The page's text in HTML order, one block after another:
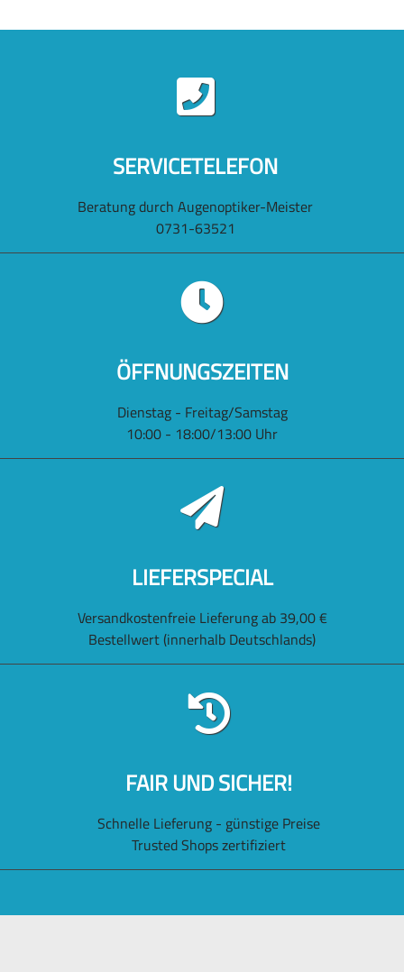
SERVICETELEFON
Beratung durch Augenoptiker-Meister
0731-63521
ÖFFNUNGSZEITEN
Dienstag - Freitag/Samstag
10:00 - 18:00/13:00 Uhr
LIEFERSPECIAL
Versandkostenfreie Lieferung ab 39,00 €
Bestellwert (innerhalb Deutschlands)
FAIR UND SICHER!
Schnelle Lieferung - günstige Preise
Trusted Shops zertifiziert